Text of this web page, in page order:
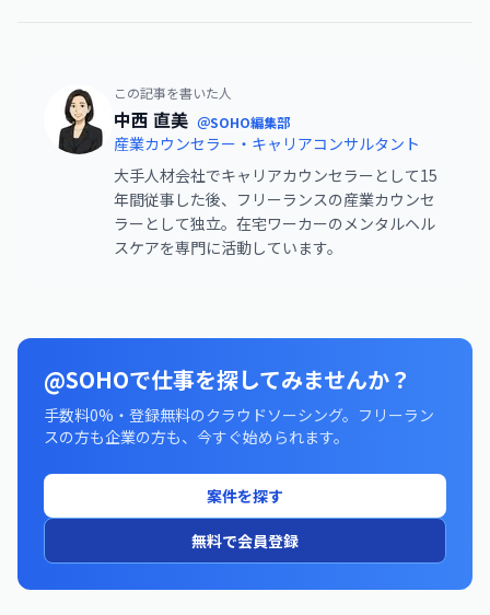
この記事を書いた人
中西 直美 ＠SOHO編集部
産業カウンセラー・キャリアコンサルタント
大手人材会社でキャリアカウンセラーとして15
年間従事した後、フリーランスの産業カウンセ
ラーとして独立。在宅ワーカーのメンタルヘル
スケアを専門に活動しています。
@SOHOで仕事を探してみませんか？
手数料0%・登録無料のクラウドソーシング。フリーラン
スの方も企業の方も、今すぐ始められます。
案件を探す
無料で会員登録